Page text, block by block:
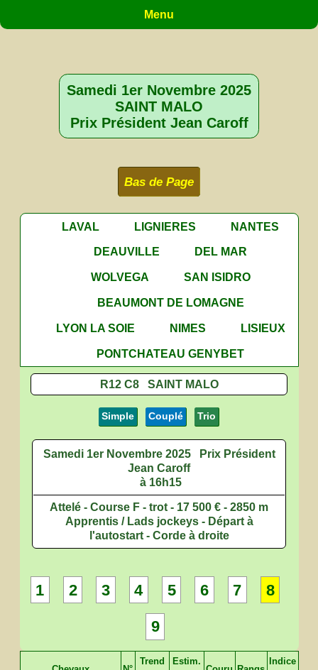
Menu
Samedi 1er Novembre 2025
SAINT MALO
Prix Président Jean Caroff
Bas de Page
LAVAL LIGNIERES
NANTES
DEAUVILLE
DEL MAR
WOLVEGA
SAN ISIDRO
BEAUMONT DE LOMAGNE
LYON LA SOIE
NIMES
LISIEUX
PONTCHATEAU GENYBET
R12 C8 SAINT MALO
Simple Couplé Trio
Samedi 1er Novembre 2025
Prix Président
Jean Caroff
à 16h15
Attelé - Course F - trot - 17 500 € - 2850 m
Apprentis / Lads jockeys - Départ à
l'autostart - Corde à droite
1 2 3 4 5 6 7 8
9
Trend
Estim.
Indice